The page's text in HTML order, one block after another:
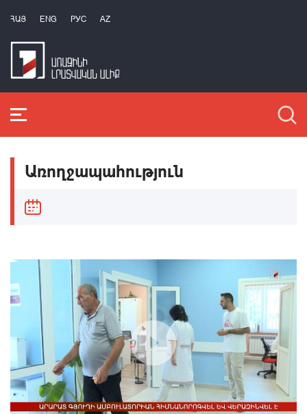
ՀԱՅ ENG РУС AZ
Առողջապահություն